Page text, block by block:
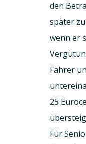
den
später
wenn er
Fahrer
25
Für